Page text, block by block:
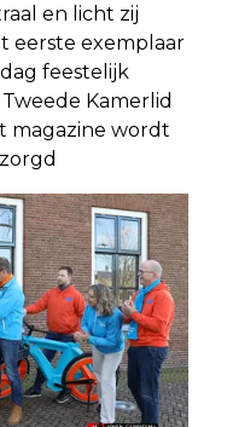
en licht zij
eerste exemplaar
feestelijk
Kamerlid
magazine wordt